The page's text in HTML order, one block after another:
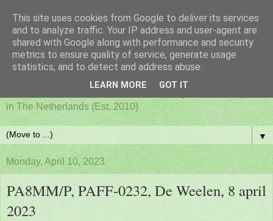
PAFF - Ham Radio & Flora
and Fauna Netherlands
in The Netherlands (Est. 2010)
▼
Monday, April 10, 2023
PA8MM/P, PAFF-0232, De Weelen, 8 april
2023
This site uses cookies from Google to deliver its services
and to analyze traffic. Your IP address and user-agent are
shared with Google along with performance and security
metrics to ensure quality of service, generate usage
statistics, and to detect and address abuse.
LEARN MORE GOT IT